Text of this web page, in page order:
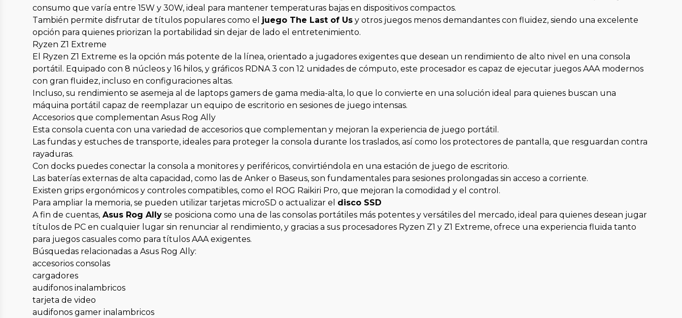
consumo que varía entre 15W y 30W, ideal para mantener temperaturas bajas en dispositivos compactos.
También permite disfrutar de títulos populares como el juego The Last of Us y otros juegos menos demandantes con fluidez, siendo una excelente
opción para quienes priorizan la portabilidad sin dejar de lado el entretenimiento.
Ryzen Z1 Extreme
El Ryzen Z1 Extreme es la opción más potente de la línea, orientado a jugadores exigentes que desean un rendimiento de alto nivel en una consola
portátil. Equipado con 8 núcleos y 16 hilos, y gráficos RDNA 3 con 12 unidades de cómputo, este procesador es capaz de ejecutar juegos AAA modernos
con gran fluidez, incluso en configuraciones altas.
Incluso, su rendimiento se asemeja al de laptops gamers de gama media-alta, lo que lo convierte en una solución ideal para quienes buscan una
máquina portátil capaz de reemplazar un equipo de escritorio en sesiones de juego intensas.
Accesorios que complementan Asus Rog Ally
Esta consola cuenta con una variedad de accesorios que complementan y mejoran la experiencia de juego portátil.
Las fundas y estuches de transporte, ideales para proteger la consola durante los traslados, así como los protectores de pantalla, que resguardan contra
rayaduras.
Con docks puedes conectar la consola a monitores y periféricos, convirtiéndola en una estación de juego de escritorio.
Las baterías externas de alta capacidad, como las de Anker o Baseus, son fundamentales para sesiones prolongadas sin acceso a corriente.
Existen grips ergonómicos y controles compatibles, como el ROG Raikiri Pro, que mejoran la comodidad y el control.
Para ampliar la memoria, se pueden utilizar tarjetas microSD o actualizar el disco SSD
A fin de cuentas, Asus Rog Ally se posiciona como una de las consolas portátiles más potentes y versátiles del mercado, ideal para quienes desean jugar
títulos de PC en cualquier lugar sin renunciar al rendimiento, y gracias a sus procesadores Ryzen Z1 y Z1 Extreme, ofrece una experiencia fluida tanto
para juegos casuales como para títulos AAA exigentes.
Búsquedas relacionadas a Asus Rog Ally:
accesorios consolas
cargadores
audifonos inalambricos
tarjeta de video
audifonos gamer inalambricos